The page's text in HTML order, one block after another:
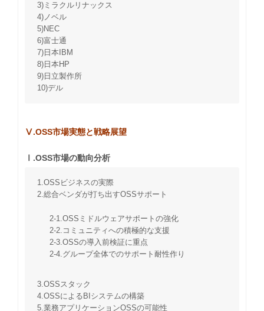
3)ミラクルリナックス
4)ノベル
5)NEC
6)富士通
7)日本IBM
8)日本HP
9)日立製作所
10)デル
Ⅴ.OSS市場実態と戦略展望
Ⅰ.OSS市場の動向分析
1.OSSビジネスの実際
2.総合ベンダが打ち出すOSSサポート
2-1.OSSミドルウェアサポートの強化
2-2.コミュニティへの積極的な支援
2-3.OSSの導入前検証に重点
2-4.グループ全体でのサポート耐性作り
3.OSSスタック
4.OSSによるBIシステムの構築
5.業務アプリケーションOSSの可能性